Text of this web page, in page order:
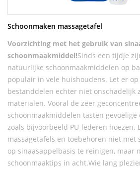
Schoonmaken massagetafel
Voorzichting met het gebruik van
schoonmaakmiddel!Sinds een tijdje
natuurlijke schoonmaakmiddelen op
populair in vele huishoudens. Let er
bestanddelen echter niet onschadelijk
materialen. Vooral de zeer
schoonmaakmiddelen tasten gevoelige
zoals bijvoorbeeld PU-lederen hoezen.
massagetafels en toebehoren niet met
op sinaasappelbasis te reinigen, maar
schoonmaaktips in acht.Wie lang